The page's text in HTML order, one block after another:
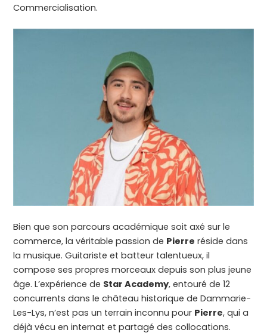
Commercialisation.
Bien que son parcours académique soit axé sur le
commerce, la véritable passion de Pierre réside dans
la musique. Guitariste et batteur talentueux, il
compose ses propres morceaux depuis son plus jeune
âge. L’expérience de Star Academy, entouré de 12
concurrents dans le château historique de Dammarie-
Les-Lys, n’est pas un terrain inconnu pour Pierre, qui a
déjà vécu en internat et partagé des collocations.